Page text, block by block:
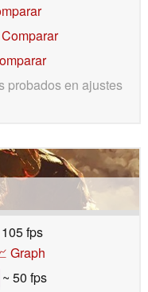
Comparar
probados en ajustes
fps
Graph
~ 50 fps